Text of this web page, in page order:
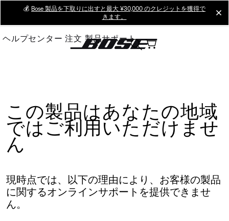
Main
💰 Bose 製品を下取りに出すと最大 ¥30,000 のクレジットを獲得で
きます。
ヘルプセンター 注文 製品サポート
この製品はあなたの地域
ではご利用いただけませ
ん
現時点では、以下の理由により、お客様の製品
に関するオンラインサポートを提供できませ
ん。